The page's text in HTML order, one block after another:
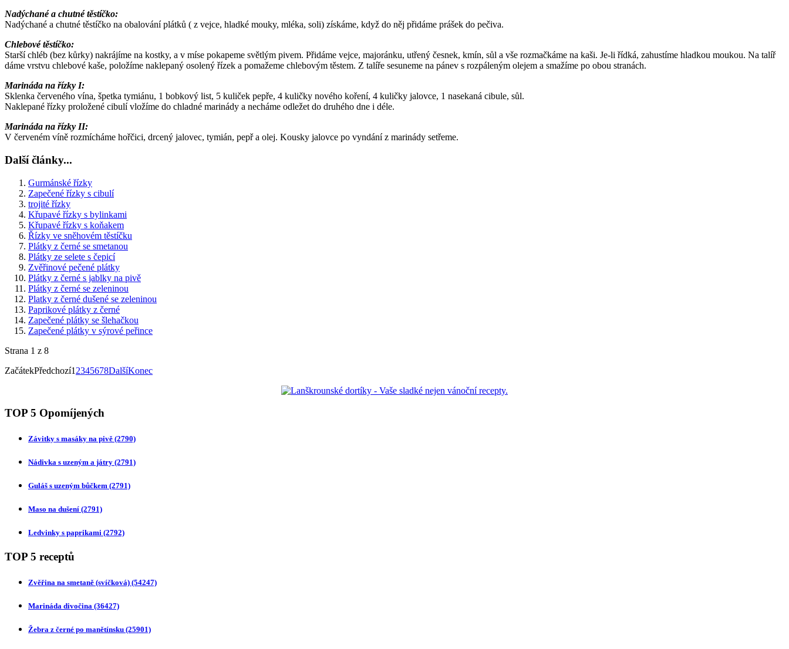
Nadýchané a chutné těstíčko:
Nadýchané a chutné těstíčko na obalování plátků ( z vejce, hladké mouky, mléka, soli) získáme, když do něj přidáme prášek do pečiva.
Chlebové těstíčko:
Starší chléb (bez kůrky) nakrájíme na kostky, a v míse pokapeme světlým pivem. Přidáme vejce, majoránku, utřený česnek, kmín, sůl a vše rozmačkáme na kaši. Je-li řídká, zahustíme hladkou moukou. Na talíř
dáme vrstvu chlebové kaše, položíme naklepaný osolený řízek a pomažeme chlebovým těstem. Z talíře sesuneme na pánev s rozpáleným olejem a smažíme po obou stranách.
Marináda na řízky I:
Sklenka červeného vína, špetka tymiánu, 1 bobkový list, 5 kuliček pepře, 4 kuličky nového koření, 4 kuličky jalovce, 1 nasekaná cibule, sůl.
Naklepané řízky proložené cibulí vložíme do chladné marinády a necháme odležet do druhého dne i déle.
Marináda na řízky II:
V červeném víně rozmícháme hořčici, drcený jalovec, tymián, pepř a olej. Kousky jalovce po vyndání z marinády setřeme.
Další články...
Gurmánské řízky
Zapečené řízky s cibulí
trojité řízky
Křupavé řízky s bylinkami
Křupavé řízky s koňakem
Řízky ve sněhovém těstíčku
Plátky z černé se smetanou
Plátky ze selete s čepicí
Zvěřinové pečené plátky
Plátky z černé s jablky na pivě
Plátky z černé se zeleninou
Platky z černé dušené se zeleninou
Paprikové plátky z černé
Zapečené plátky se šlehačkou
Zapečené plátky v sýrové peřince
Strana 1 z 8
ZačátekPředchozí1 2345678DalšíKonec
TOP 5 Opomíjených
Závitky s masáky na pivě (2790)
Nádivka s uzeným a játry (2791)
Guláš s uzeným bůčkem (2791)
Maso na dušení (2791)
Ledvinky s paprikami (2792)
TOP 5 receptů
Zvěřina na smetaně (svíčková) (54247)
Marináda divočina (36427)
Žebra z černé po manětínsku (25901)